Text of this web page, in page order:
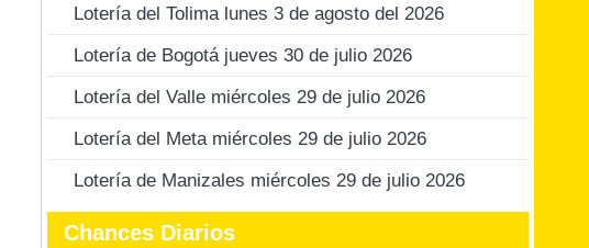
Lotería del Tolima lunes 3 de agosto del 2026
Lotería de Bogotá jueves 30 de julio 2026
Lotería del Valle miércoles 29 de julio 2026
Lotería del Meta miércoles 29 de julio 2026
Lotería de Manizales miércoles 29 de julio 2026
Chances Diarios